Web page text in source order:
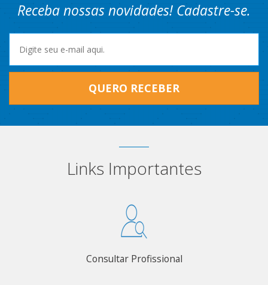
Receba nossas novidades! Cadastre-se.
QUERO RECEBER
Links Importantes
Consultar Profissional